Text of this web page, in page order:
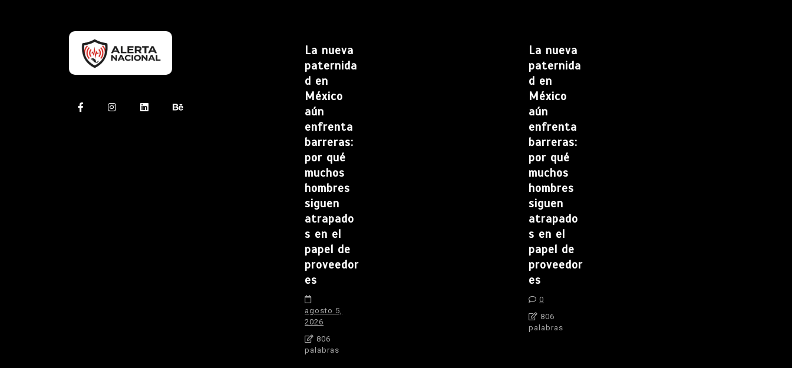
La nueva
paternida
d en
México
aún
enfrenta
barreras:
por qué
muchos
hombres
siguen
atrapado
s en el
papel de
proveedor
es
agosto 5,
2026
806
palabras
La nueva
paternida
d en
México
aún
enfrenta
barreras:
por qué
muchos
hombres
siguen
atrapado
s en el
papel de
proveedor
es
0
806
palabras